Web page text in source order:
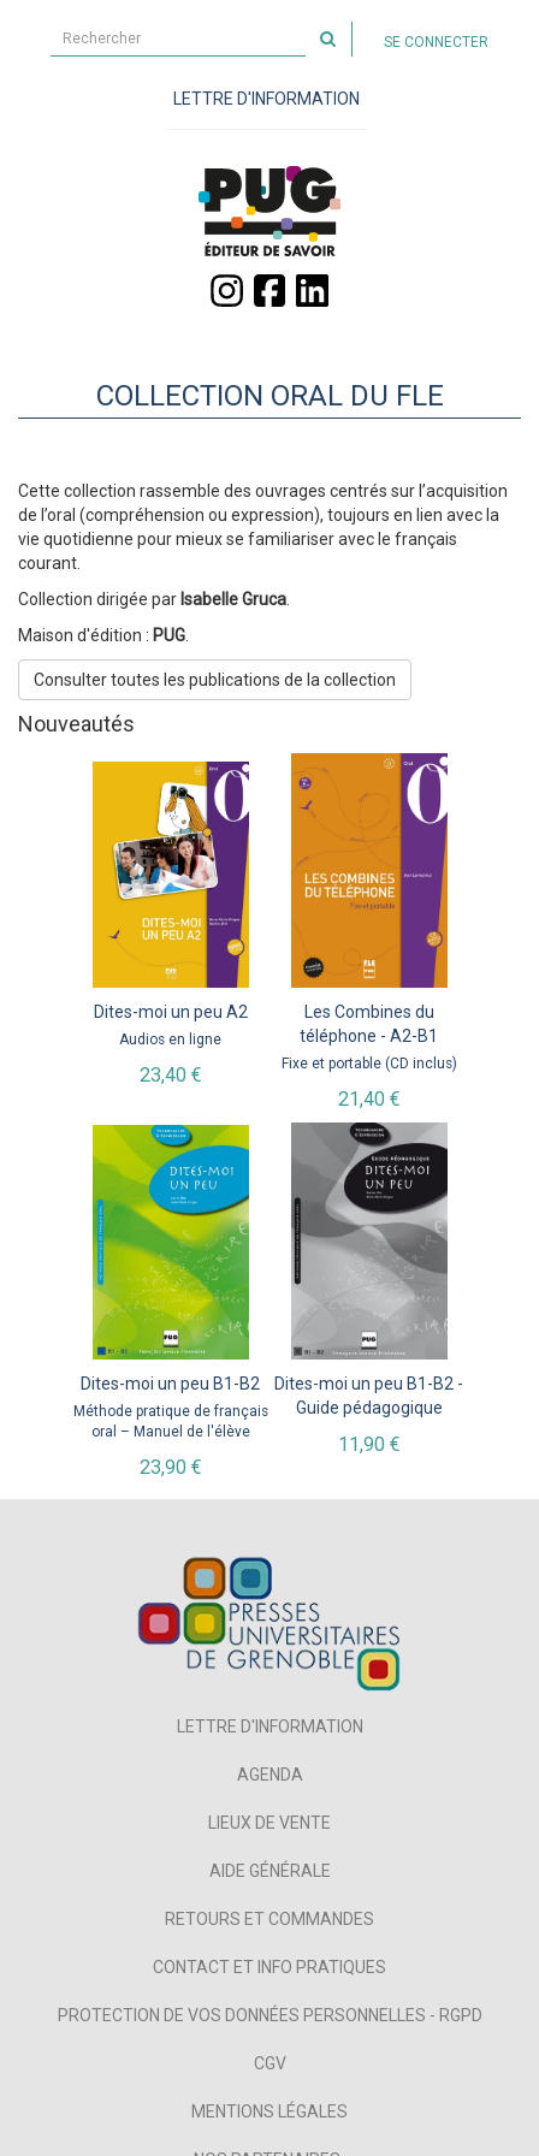
sur
site
SE CONNECTER
LETTRE D'INFORMATION
COLLECTION ORAL DU FLE
Cette collection rassemble des ouvrages centrés sur l’acquisition
de l’oral (compréhension ou expression), toujours en lien avec la
vie quotidienne pour mieux se familiariser avec le français
courant.
Collection dirigée par Isabelle Gruca
Maison d'édition : PUG
Consulter toutes les publications de la collection
Nouveautés
Dites-moi un peu A2
Audios en ligne
23,40 €
Les Combines du
téléphone - A2-B1
Fixe et portable (CD inclus)
21,40 €
Dites-moi un peu B1-B2
Méthode pratique de français
oral – Manuel de l'élève
23,90 €
Dites-moi un peu B1-B2 -
Guide pédagogique
11,90 €
LETTRE D'INFORMATION
AGENDA
LIEUX DE VENTE
AIDE GÉNÉRALE
RETOURS ET COMMANDES
CONTACT ET INFO PRATIQUES
PROTECTION DE VOS DONNÉES PERSONNELLES - RGPD
CGV
MENTIONS LÉGALES